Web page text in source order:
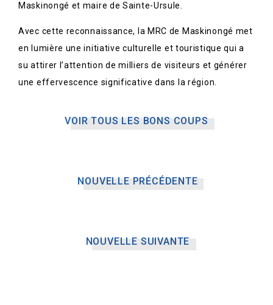
Maskinongé et maire de Sainte-Ursule.
Avec cette reconnaissance, la MRC de Maskinongé met
en lumière une initiative culturelle et touristique qui a
su attirer l’attention de milliers de visiteurs et générer
une effervescence significative dans la région.
VOIR TOUS LES BONS COUPS
NOUVELLE PRÉCÉDENTE
NOUVELLE SUIVANTE